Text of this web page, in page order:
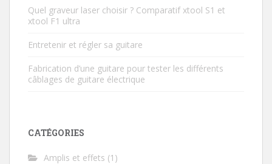
Quel graveur laser choisir ? Comparatif xtool S1 et
xtool F1 ultra
Entretenir et régler sa guitare
Fabrication d’une guitare pour tester les différents
câblages de guitare électrique
CATÉGORIES
Amplis et effets (1)